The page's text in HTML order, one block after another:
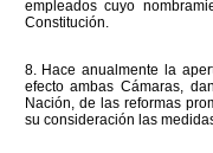
empleados cuyo
Constitución.
8. Hace anualmente la
efecto ambas Cámaras,
Nación, de las reformas
su consideración las